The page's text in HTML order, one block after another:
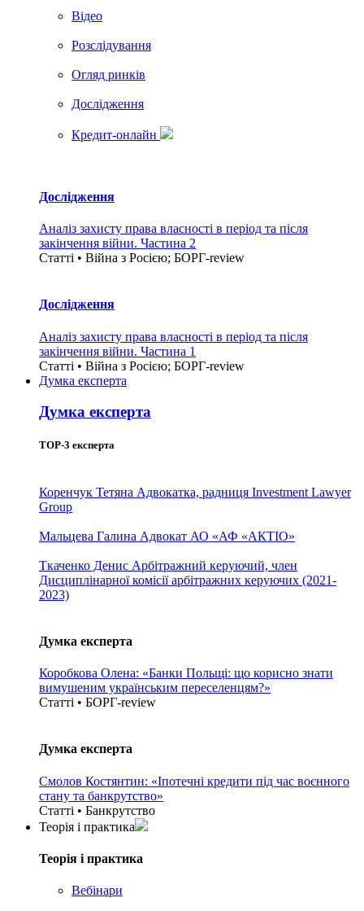
Вiдео
Розслідування
Огляд ринків
Дослідження
Кредит-онлайн
Дослідження
Аналіз захисту права власності в період та після
закінчення війни. Частина 2
Статті • Війна з Росією; БОРГ-review
Дослідження
Аналіз захисту права власності в період та після
закінчення війни. Частина 1
Статті • Війна з Росією; БОРГ-review
Думка експерта
Думка експерта
TOP-3 експерта
Коренчук Тетяна Адвокатка, радниця Investment Lawyer
Group
Мальцева Галина Адвокат АО «АФ «АКТІО»
Ткаченко Денис Арбітражний керуючий, член
Дисциплінарної комісії арбітражних керуючих (2021-
2023)
Думка експерта
Коробкова Олена: «Банки Польщі: що корисно знати
вимушеним українським переселенцям?»
Статті • БОРГ-review
Думка експерта
Смолов Костянтин: «Іпотечні кредити під час воєнного
стану та банкрутство»
Статті • Банкрутство
Теорія i практика
Теорія i практика
Вебінари